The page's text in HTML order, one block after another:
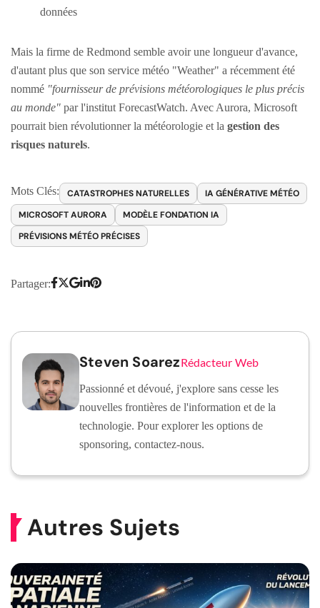
données
Mais la firme de Redmond semble avoir une longueur d'avance,
d'autant plus que son service météo "Weather" a récemment été
nommé "fournisseur de prévisions météorologiques le plus précis
au monde" par l'institut ForecastWatch. Avec Aurora, Microsoft
pourrait bien révolutionner la météorologie et la gestion des
risques naturels.
Mots Clés: CATASTROPHES NATURELLES
IA GÉNÉRATIVE MÉTÉO
MICROSOFT AURORA
MODÈLE FONDATION IA
PRÉVISIONS MÉTÉO PRÉCISES
Partager:
Steven SoarezRédacteur Web
Passionné et dévoué, j'explore sans cesse les
nouvelles frontières de l'information et de la
technologie. Pour explorer les options de
sponsoring, contactez-nous.
Autres Sujets